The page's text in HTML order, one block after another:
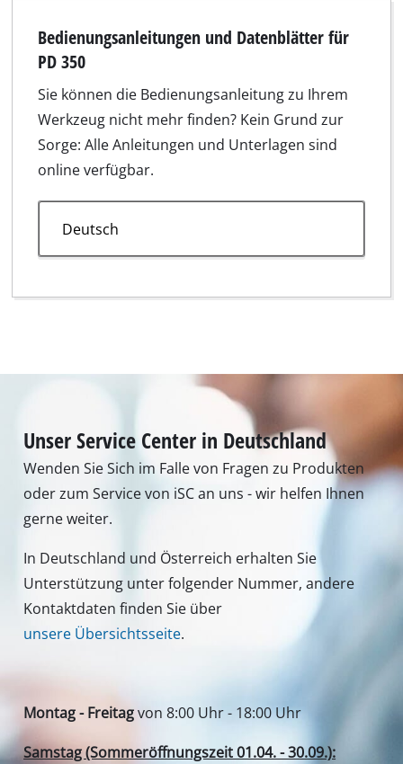
Bedienungsanleitungen und Datenblätter für
PD 350
Sie können die Bedienungsanleitung zu Ihrem
Werkzeug nicht mehr finden? Kein Grund zur
Sorge: Alle Anleitungen und Unterlagen sind
online verfügbar.
Unser Service Center in Deutschland
Wenden Sie Sich im Falle von Fragen zu Produkten
oder zum Service von iSC an uns - wir helfen Ihnen
gerne weiter.
In Deutschland und Österreich erhalten Sie
Unterstützung unter folgender Nummer, andere
Kontaktdaten finden Sie über
unsere Übersichtsseite.
Montag - Freitagvon 8:00 Uhr - 18:00 Uhr
Samstag (Sommeröffnungszeit 01.04. - 30.09.):